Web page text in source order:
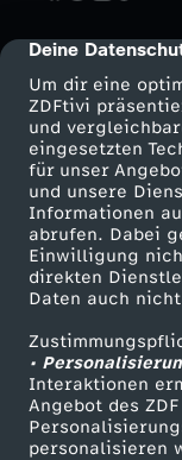
cmp-dialog-
Deine
Um dir eine
ZDFtivi
und
eingesetzten
für unser
und unsere
Informationen
abrufen. Dabei
Einwilligung
direkten
Daten auch
•
Interaktionen
Angebot des
personalisieren
s
m
a
n
n
h
a
t
Mehr ZDF
ZDF-Apps
Smart TV
ZDFtext
Livestreams
Sendungen A-Z
TV-Programm